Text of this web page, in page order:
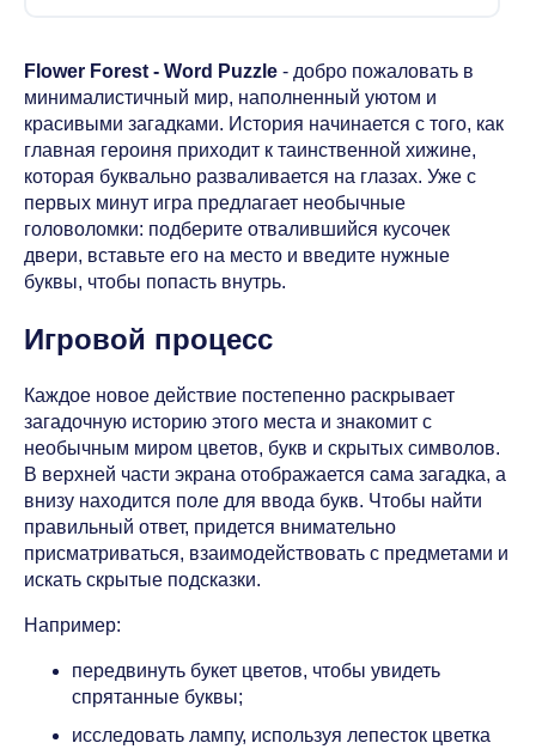
Flower Forest - Word Puzzle - добро пожаловать в
минималистичный мир, наполненный уютом и
красивыми загадками. История начинается с того, как
главная героиня приходит к таинственной хижине,
которая буквально разваливается на глазах. Уже с
первых минут игра предлагает необычные
головоломки: подберите отвалившийся кусочек
двери, вставьте его на место и введите нужные
буквы, чтобы попасть внутрь.
Игровой процесс
Каждое новое действие постепенно раскрывает
загадочную историю этого места и знакомит с
необычным миром цветов, букв и скрытых символов.
В верхней части экрана отображается сама загадка, а
внизу находится поле для ввода букв. Чтобы найти
правильный ответ, придется внимательно
присматриваться, взаимодействовать с предметами и
искать скрытые подсказки.
Например:
передвинуть букет цветов, чтобы увидеть
спрятанные буквы;
исследовать лампу, используя лепесток цветка